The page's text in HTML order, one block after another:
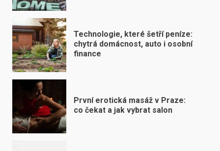
Technologie, které šetří peníze:
chytrá domácnost, auto i osobní
finance
První erotická masáž v Praze:
co čekat a jak vybrat salon